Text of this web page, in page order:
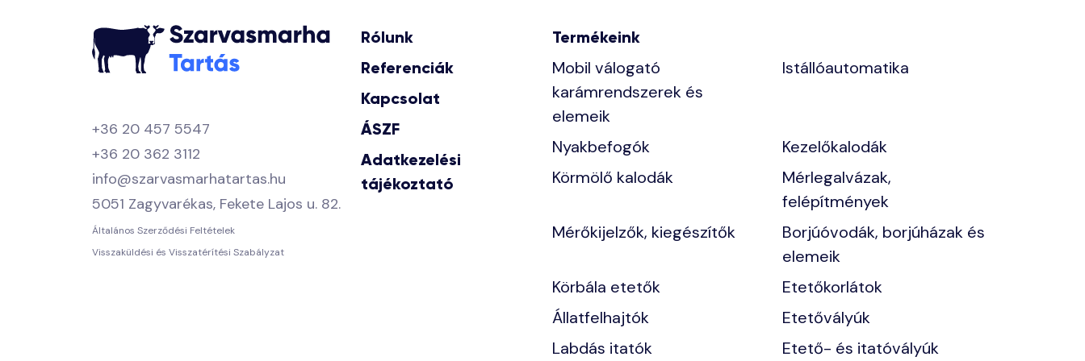
+36 20 457 5547
+36 20 362 3112
info@szarvasmarhatartas.hu
5051 Zagyvarékas, Fekete Lajos u. 82.
Általános Szerződési Feltételek
Visszaküldési és Visszatérítési Szabályzat
Rólunk
Referenciák
Kapcsolat
ÁSZF
Adatkezelési
tájékoztató
Termékeink
Mobil válogató
karámrendszerek és
elemeik
Istállóautomatika
Nyakbefogók
Kezelőkalodák
Körmölő kalodák
Mérlegalvázak,
felépítmények
Mérőkijelzők, kiegészítők
Borjúóvodák, borjúházak és
elemeik
Körbála etetők
Etetőkorlátok
Állatfelhajtók
Etetővályúk
Labdás itatók
Etető- és itatóvályúk